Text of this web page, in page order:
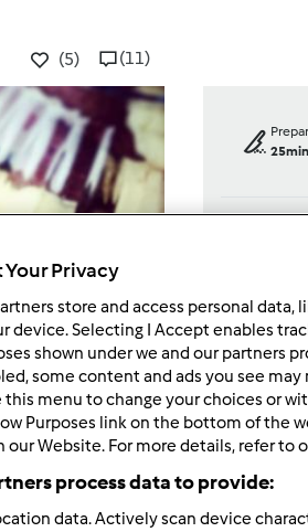
(5) (11)
25min
----
medio
Your Privacy
store and access personal data,
device. Selecting I Accept enables
shown under we and our partners
some content and ads you see
this menu to change your choices or
Purposes link on the bottom of the
Website. For more details, refer to
process data to provide:
data. Actively scan device